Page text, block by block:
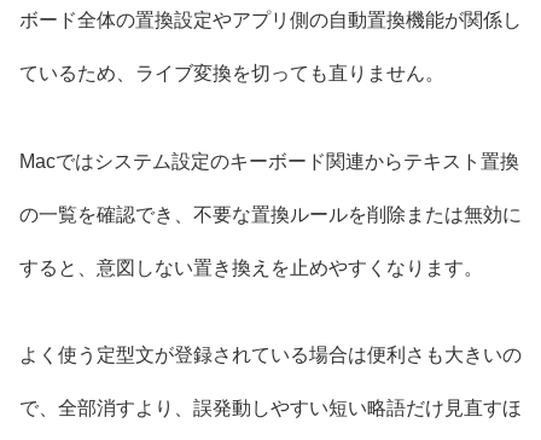
ボード全体の置換設定やアプリ側の自動置換機能が関係し
ているため、ライブ変換を切っても直りません。
Macではシステム設定のキーボード関連からテキスト置換
の一覧を確認でき、不要な置換ルールを削除または無効に
すると、意図しない置き換えを止めやすくなります。
よく使う定型文が登録されている場合は便利さも大きいの
で、全部消すより、誤発動しやすい短い略語だけ見直すほ